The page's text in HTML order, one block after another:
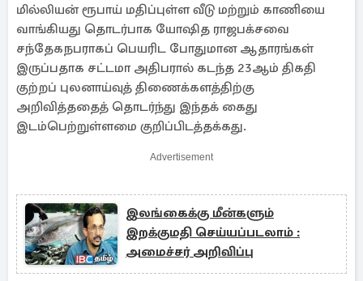
மில்லியன் ரூபாய் மதிப்புள்ள வீடு மற்றும் காணியை
வாங்கியது தொடர்பாக யோஷித ராஜபக்சவை
சந்தேகநபராகப் பெயரிட போதுமான ஆதாரங்கள்
இருப்பதாக சட்டமா அதிபரால் கடந்த 23ஆம் திகதி
குற்றப் புலனாய்வுத் திணைக்களத்திற்கு
அறிவித்ததைத் தொடர்ந்து இந்தக் கைது
இடம்பெற்றுள்ளமை குறிப்பிடத்தக்கது.
Advertisement
இலங்கைக்கு மீன்களும்
இறக்குமதி செய்யப்படலாம் :
அமைச்சர் அறிவிப்பு